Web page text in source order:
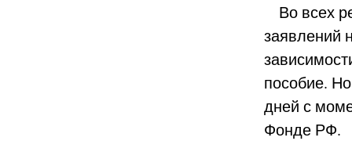
Во всех
заявлений
пособие.
дней с
Фонде РФ.